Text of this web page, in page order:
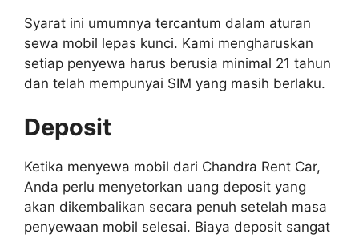
Syarat ini umumnya tercantum dalam aturan
sewa mobil lepas kunci. Kami mengharuskan
setiap penyewa harus berusia minimal 21 tahun
dan telah mempunyai SIM yang masih berlaku.
Deposit
Ketika menyewa mobil dari Chandra Rent Car,
Anda perlu menyetorkan uang deposit yang
akan dikembalikan secara penuh setelah masa
penyewaan mobil selesai. Biaya deposit sangat